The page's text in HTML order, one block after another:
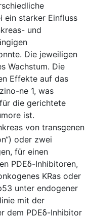
ein starker Einfluss
und
Die jeweiligen
Wachstum. Die
Effekte auf das
ne 1, was
die gerichtete
ist.
von transgenen
oder zwei
für einen
PDEδ-Inhibitoren,
KRas oder
unter endogener
mit der
dem PDEδ-Inhibitor